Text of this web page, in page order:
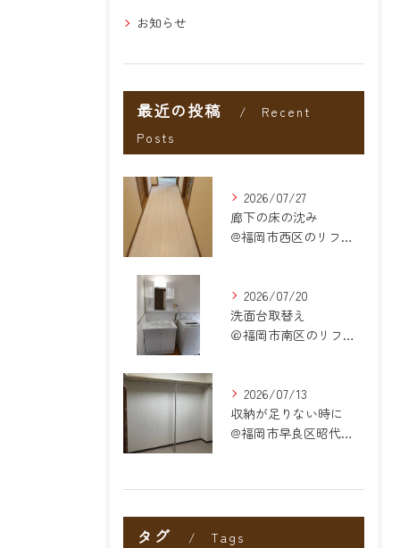
お知らせ
最近の投稿
Recent
Posts
2026/07/27
廊下の床の沈み
@福岡市西区のリフォーム
2026/07/20
洗面台取替え
＠福岡市南区のリフォーム
2026/07/13
収納が足りない時に
@福岡市早良区昭代のリフォーム
タグ Tags